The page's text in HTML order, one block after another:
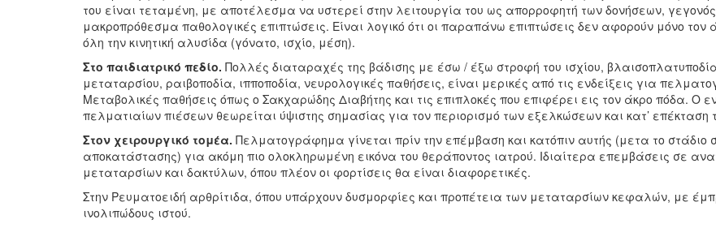
του είναι τεταμένη, με αποτέλεσμα να υστερεί στην λειτουργία του ως απορροφητή των δονήσεων,
μακροπρόθεσμα παθολογικές επιπτώσεις. Είναι λογικό ότι οι παραπάνω επιπτώσεις δεν αφορούν μόνο
όλη την κινητική αλυσίδα (γόνατο, ισχίο, μέση).
Στο παιδιατρικό πεδίο. Πολλές διαταραχές της βάδισης με έσω / έξω στροφή του ισχίου,
μεταταρσίου, ραιβοποδία, ιπποποδία, νευρολογικές παθήσεις, είναι μερικές από τις ενδείξεις για
Μεταβολικές παθήσεις όπως ο Σακχαρώδης Διαβήτης και τις επιπλοκές που επιφέρει εις τον άκρο πόδα. Ο
πελματιαίων πιέσεων θεωρείται ύψιστης σημασίας για τον περιορισμό των εξελκώσεων και κατ’
Στον χειρουργικό τομέα. Πελματογράφημα γίνεται πρίν την επέμβαση και κατόπιν αυτής (μετα το στάδιο
αποκατάστασης) για ακόμη πιο ολοκληρωμένη εικόνα του θεράποντος ιατρού. Ιδιαίτερα επεμβάσεις σε
μεταταρσίων και δακτύλων, όπου πλέον οι φορτίσεις θα είναι διαφορετικές.
Στην Ρευματοειδή αρθρίτιδα, όπου υπάρχουν δυσμορφίες και προπέτεια των μεταταρσίων κεφαλών, με
ινολιπώδους ιστού.